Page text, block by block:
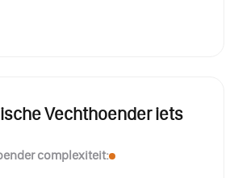
Vechthoender iets
complexiteit: